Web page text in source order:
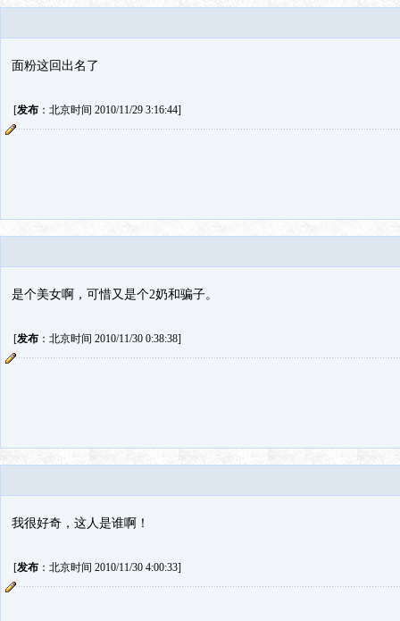
面粉这回出名了
[发布：北京时间 2010/11/29 3:16:44]
是个美女啊，可惜又是个2奶和骗子。
[发布：北京时间 2010/11/30 0:38:38]
我很好奇，这人是谁啊！
[发布：北京时间 2010/11/30 4:00:33]